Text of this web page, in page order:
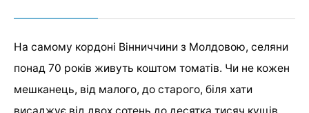
На самому кордоні Вінниччини з Молдовою, селяни
понад 70 років живуть коштом томатів. Чи не кожен
мешканець, від малого, до старого, біля хати